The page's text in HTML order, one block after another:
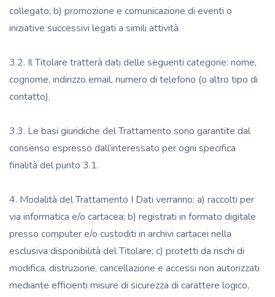
collegato; b) promozione e comunicazione di eventi o
iniziative successivi legati a simili attività.
3.2. Il Titolare tratterà dati delle seguenti categorie: nome,
cognome, indirizzo email, numero di telefono (o altro tipo di
contatto).
3.3. Le basi giuridiche del Trattamento sono garantite dal
consenso espresso dall’interessato per ogni specifica
finalità del punto 3.1.
4. Modalità del Trattamento I Dati verranno: a) raccolti per
via informatica e/o cartacea; b) registrati in formato digitale
presso computer e/o custoditi in archivi cartacei nella
esclusiva disponibilità del Titolare; c) protetti da rischi di
modifica, distruzione, cancellazione e accessi non autorizzati
mediante efficienti misure di sicurezza di carattere logico,